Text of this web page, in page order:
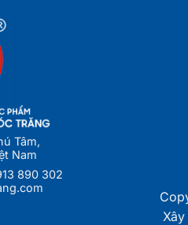
Tâm,
Nam
890 302